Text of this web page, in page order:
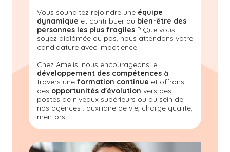
Vous souhaitez rejoindre une équipe
dynamique et contribuer au bien-être des
personnes les plus fragiles ? Que vous
soyez diplômée ou pas, nous attendons votre
candidature avec impatience !
Chez Amelis, nous encourageons le
développement des compétences à
travers une formation continue et offrons
des opportunités d'évolution vers des
postes de niveaux supérieurs ou au sein de
nos agences : auxiliaire de vie, chargé qualité,
mentors...